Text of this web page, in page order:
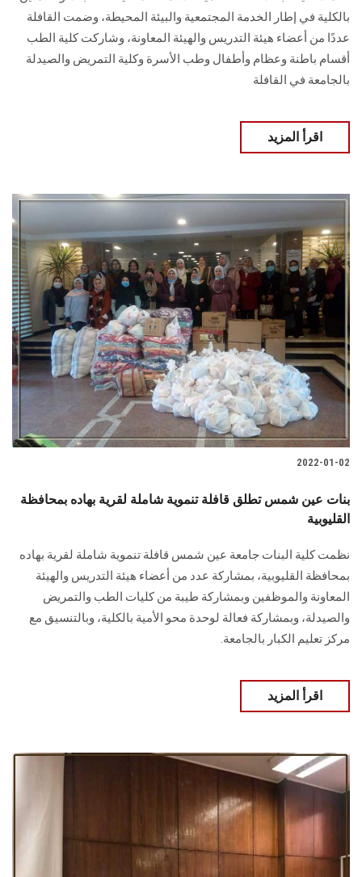
الزائـرون
سجل الان
بالكلية في إطار الخدمة المجتمعية والبيئة المحيطة، وضمت القافلة
عددًا من أعضاء هيئة التدريس والهيئة المعاونة، وشاركت كلية الطب
أقسام باطنة وعظام وأطفال وطب الأسرة وكلية التمريض والصيدلة
بالجامعة في القافلة
اقرأ المزيد
2022-01-02
بنات عين شمس تطلق قافلة تنموية شاملة لقرية بهاده بمحافظة
القليوبية
نظمت كلية البنات جامعة عين شمس قافلة تنموية شاملة لقرية بهاده
بمحافظة القليوبية، بمشاركة عدد من أعضاء هيئة التدريس والهيئة
المعاونة والموظفين وبمشاركة طيبة من كليات الطب والتمريض
والصيدلة، وبمشاركة فعالة لوحدة محو الأمية بالكلية، وبالتنسيق مع
مركز تعليم الكبار بالجامعة.
اقرأ المزيد